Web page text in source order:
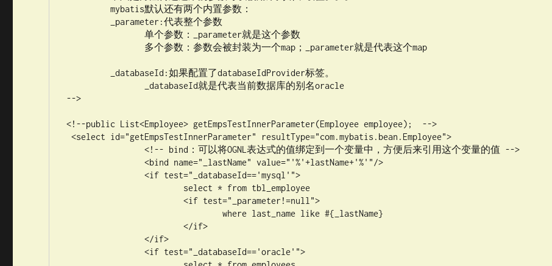
-->
<!--public List<Employee> getEmpsTestInnerParameter(Employee employee);  -->
<select id="getEmpsTestInnerParameter" resultType="com.mybatis.bean.Employee">